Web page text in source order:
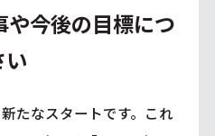
や今後の目標につ
い
たなスタートです。これ